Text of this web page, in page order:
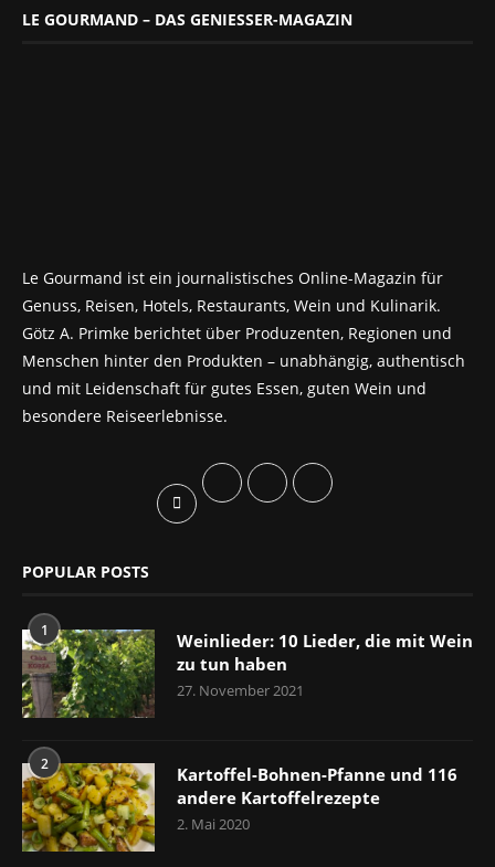
LE GOURMAND – DAS GENIESSER-MAGAZIN
Le Gourmand ist ein journalistisches Online-Magazin für
Genuss, Reisen, Hotels, Restaurants, Wein und Kulinarik.
Götz A. Primke berichtet über Produzenten, Regionen und
Menschen hinter den Produkten – unabhängig, authentisch
und mit Leidenschaft für gutes Essen, guten Wein und
besondere Reiseerlebnisse.
POPULAR POSTS
1
Weinlieder: 10 Lieder, die mit Wein
zu tun haben
27. November 2021
2
Kartoffel-Bohnen-Pfanne und 116
andere Kartoffelrezepte
2. Mai 2020